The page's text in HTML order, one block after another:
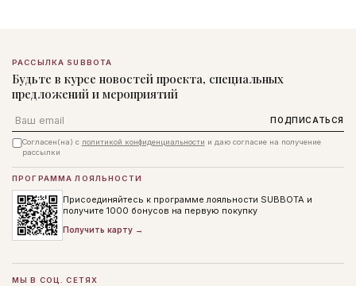
РАССЫЛКА SUBBOTA
Будьте в курсе новостей проекта, специальных
предложений и мероприятий
Email ПОДПИСАТЬСЯ
Согласен(на) с политикой конфиденциальности и даю согласие на получение
рассылки
ПРОГРАММА ЛОЯЛЬНОСТИ
Присоединяйтесь к программе лояльности SUBBOTA и
получите 1000 бонусов на первую покупку
Получить карту →
МЫ В СОЦ. СЕТЯХ